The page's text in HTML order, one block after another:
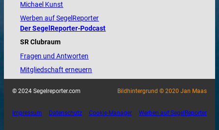
Michael Kunst
Werben auf SegelReporter
Der SegelReporter-Podcast
SR Clubraum
Fragen und Antworten
Mitgliedschaft erneuern
© 2024 Segelreporter.com Bildhintergrund © 2020 Jan Maas
Impressum Datenschutz Cookie-Manager Werben auf SegelReporter